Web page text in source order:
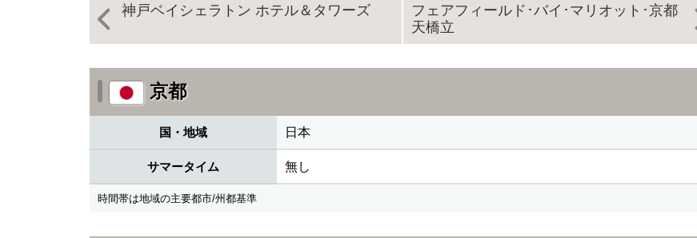
神戸ベイシェラトン ホテル＆タワーズ
フェアフィールド･バイ･マリオット･京都
天橋立
京都
国・地域 日本
サマータイム 無し
時間帯は地域の主要都市/州都基準